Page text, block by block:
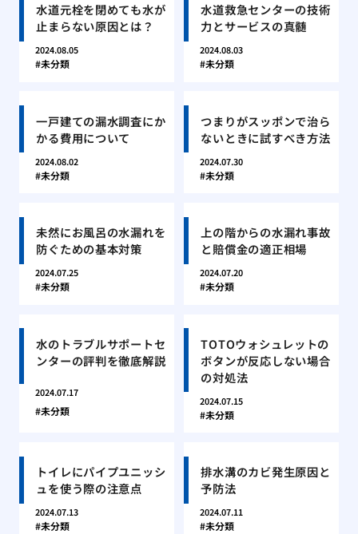
水道元栓を閉めても水が
止まらない原因とは？
2024.08.05
未分類
水道救急センターの技術
力とサービスの真髄
2024.08.03
未分類
一戸建ての漏水調査にか
かる費用について
2024.08.02
未分類
つまりがスッポンで治ら
ないときに試すべき方法
2024.07.30
未分類
未然にお風呂の水漏れを
防ぐための基本対策
2024.07.25
未分類
上の階からの水漏れ事故
と賠償金の適正相場
2024.07.20
未分類
水のトラブルサポートセ
ンターの評判を徹底解説
2024.07.17
未分類
TOTOウォシュレットの
ボタンが反応しない場合
の対処法
2024.07.15
未分類
トイレにパイプユニッシ
ュを使う際の注意点
2024.07.13
未分類
排水溝のカビ発生原因と
予防法
2024.07.11
未分類